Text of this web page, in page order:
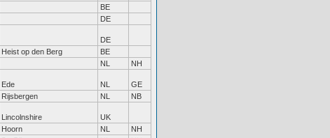
BE
DE
DE
Heist op den Berg
BE
NL NH
Ede NL
GE
Rijsbergen NL NB
Lincolnshire
UK
Hoorn NL
NH